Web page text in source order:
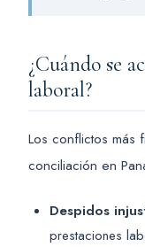
¿Cuándo se
laboral?
Los conflictos más
conciliación en
Despidos
prestaciones